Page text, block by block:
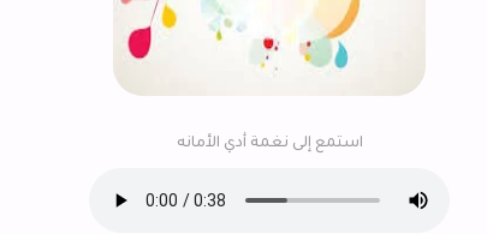
استمع إلى نغمة أدي الأمانه